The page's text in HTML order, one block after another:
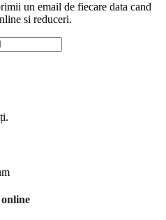
un email de fiecare data cand
si reduceri.